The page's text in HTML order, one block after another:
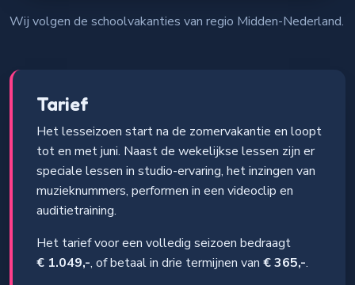
Wij volgen de schoolvakanties van regio Midden-Nederland.
Tarief
Het lesseizoen start na de zomervakantie en loopt
tot en met juni. Naast de wekelijkse lessen zijn er
speciale lessen in studio-ervaring, het inzingen van
muzieknummers, performen in een videoclip en
auditietraining.
Het tarief voor een volledig seizoen bedraagt
€ 1.049,-, of betaal in drie termijnen van € 365,-.